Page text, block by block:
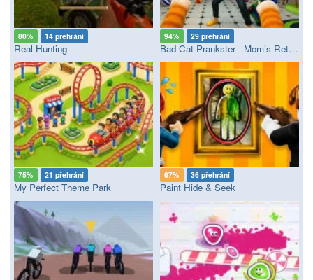
80% 14 přehrání
Real Hunting
94% 29 přehrání
Bad Cat Prankster - Mom’s Return
75% 21 přehrání
My Perfect Theme Park
67% 36 přehrání
Paint Hide & Seek